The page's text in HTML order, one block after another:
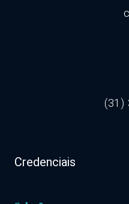
(31)
Credenciais